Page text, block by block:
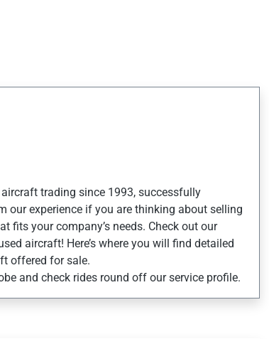
trading since 1993, successfully
our experience if you are thinking about selling
fits your company’s needs. Check out our
aircraft! Here’s where you will find detailed
offered for sale.
and check rides round off our service profile.